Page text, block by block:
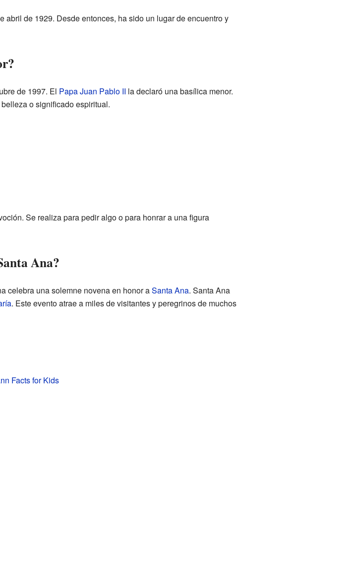
de 1929. Desde entonces, ha sido un lugar de encuentro y
de 1997. El Papa Juan Pablo II la declaró una basílica menor.
o significado espiritual.
Se realiza para pedir algo o para honrar a una figura
Ana?
celebra una solemne novena en honor aSanta Ana. Santa Ana
. Este evento atrae a miles de visitantes y peregrinos de muchos
Facts for Kids